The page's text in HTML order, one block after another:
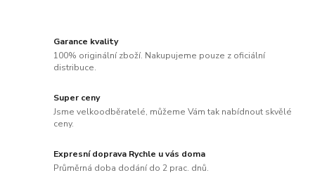
Garance kvality
100% originální zboží. Nakupujeme pouze z oficiální
distribuce.
Super ceny
Jsme velkoodběratelé, můžeme Vám tak nabídnout skvělé
ceny.
Expresní doprava Rychle u vás doma
Průměrná doba dodání do 2 prac. dnů.